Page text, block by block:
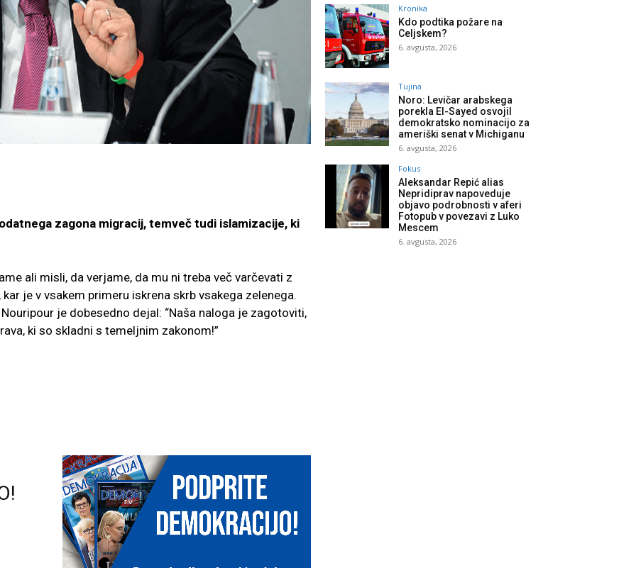
zagona migracij, temveč tudi islamizacije, ki
ali misli, da verjame, da mu ni treba več varčevati z
je v vsakem primeru iskrena skrb vsakega zelenega.
je dobesedno dejal: “Naša naloga je zagotoviti,
ki so skladni s temeljnim zakonom!”
Kronika
Kdo podtika požare na
Celjskem?
6. avgusta, 2026
Tujina
Noro: Levičar arabskega
porekla El-Sayed osvojil
demokratsko nominacijo za
ameriški senat v Michiganu
6. avgusta, 2026
Fokus
Aleksandar Repić alias
Nepridiprav napoveduje
objavo podrobnosti v aferi
Fotopub v povezavi z Luko
Mescem
6. avgusta, 2026